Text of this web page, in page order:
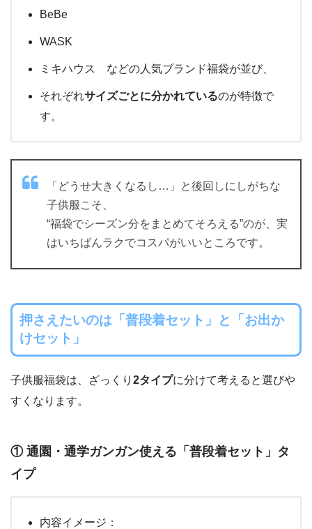
BeBe
WASK
ミキハウス などの人気ブランド福袋が並び、
それぞれサイズごとに分かれているのが特徴で
す。
「どうせ大きくなるし…」と後回しにしがちな
子供服こそ、
“福袋でシーズン分をまとめてそろえる”のが、実
はいちばんラクでコスパがいいところです。
押さえたいのは「普段着セット」と「お出か
けセット」
子供服福袋は、ざっくり 2タイプに分けて考えると選びや
すくなります。
① 通園・通学ガンガン使える「普段着セット」タ
イプ
内容イメージ：